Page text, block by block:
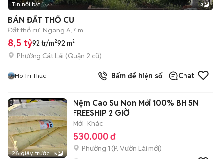
Tin nổi bật 3
BÁN ĐẤT THỔ CƯ
Đất thổ cư Ngang 6,7 m
8,5 tỷ92 tr/m²92 m²
Phường Cát Lái (Quận 2 cũ)
Ho Tri Thuc Bấm để hiện số Chat
26 giây trước 5
Nệm Cao Su Non Mới 100% BH 5N
FREESHIP 2 GIỜ
Mới Khác
530.000 đ
Phường 1 (P. Vườn Lài mới)